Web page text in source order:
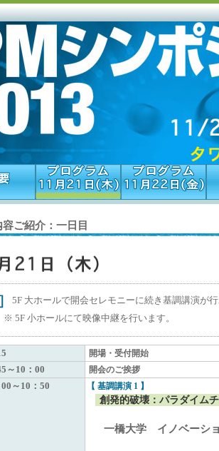
容ご紹介：一日目
5F 大ホールで開会セレモニーに続き基調講演が
ホールにて映像中継を行います。
開場・受付開始
～10：00 開会のご挨拶
～10：50 【 基調講演 1 】
創発的破壊：パラダイム
一橋大学 イノベーシ